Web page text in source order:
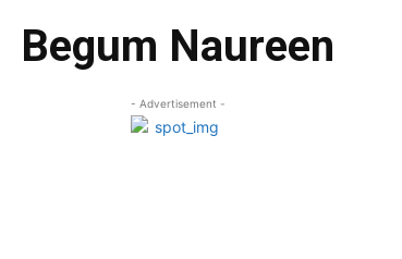
Begum Naureen
- Advertisement -